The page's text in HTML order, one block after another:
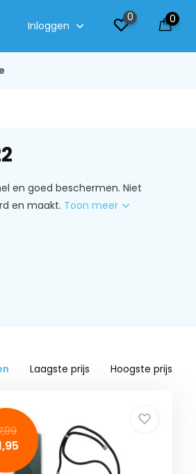
Inloggen
0 0
en goed beschermen. Niet
en maakt. Toon meer
Laagste prijs Hoogste prijs